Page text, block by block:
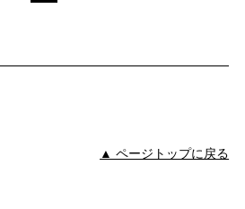
▲ ページトップに戻る